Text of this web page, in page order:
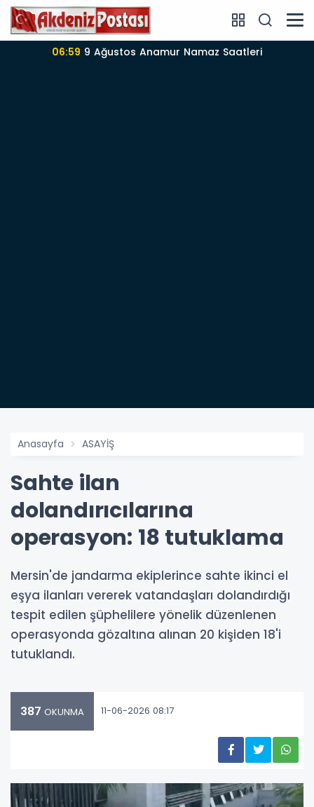
06:57 Anamur’da 09-08-2026 nöbetçi Eczane
Anasayfa ASAYİŞ
Sahte ilan
dolandırıcılarına
operasyon: 18 tutuklama
Mersin'de jandarma ekiplerince sahte ikinci el
eşya ilanları vererek vatandaşları dolandırdığı
tespit edilen şüphelilere yönelik düzenlenen
operasyonda gözaltına alınan 20 kişiden 18'i
tutuklandı.
387 OKUNMA 11-06-2026 08:17